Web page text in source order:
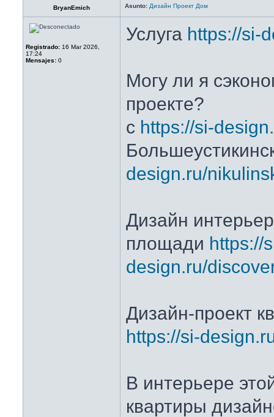
BryanEmich Asunto: Дизайн Проект Дом
Registrado: 16 Mar 2026,
17:24
Mensajes: 0
Услуга https://si-
Могу ли я
проекте?
с https://si-
design.ru/
Дизайн
площади https://
design.ru/
Дизайн-проект
https://si-
В интерьере
квартиры